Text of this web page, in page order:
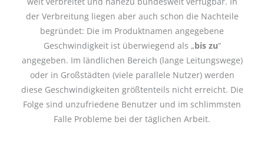
der Verbreitung liegen aber auch schon die Nachteile
begründet: Die im Produktnamen angegebene
Geschwindigkeit ist überwiegend als „bis zu“
angegeben. Im ländlichen Bereich (lange Leitungswege)
oder in Großstädten (viele parallele Nutzer) werden
diese Geschwindigkeiten größtenteils nicht erreicht. Die
Folge sind unzufriedene Benutzer und im schlimmsten
Falle Probleme bei der täglichen Arbeit.